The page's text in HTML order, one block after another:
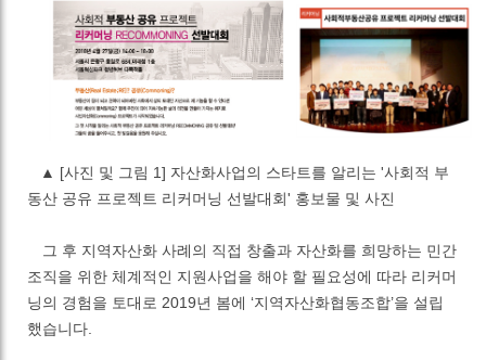
▲ [사진 및 그림 1] 자산화사업의 스타트를 알리는 '사회적 부
동산 공유 프로젝트 리커머닝 선발대회' 홍보물 및 사진
그 후 지역자산화 사례의 직접 창출과 자산화를 희망하는 민간
조직을 위한 체계적인 지원사업을 해야 할 필요성에 따라 리커머
닝의 경험을 토대로2019년 봄에 ‘지역자산화협동조합’을 설립
했습니다.